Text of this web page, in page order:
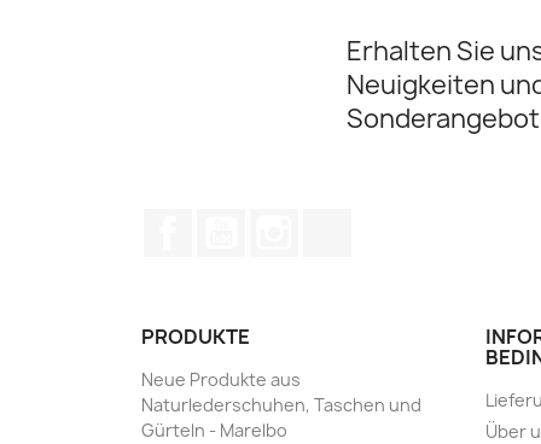
Erhalten Sie
Neuigkeiten
PRODUKTE
Neue Produkte aus
Naturlederschuhen, Taschen und
Gürteln - Marelbo
Über